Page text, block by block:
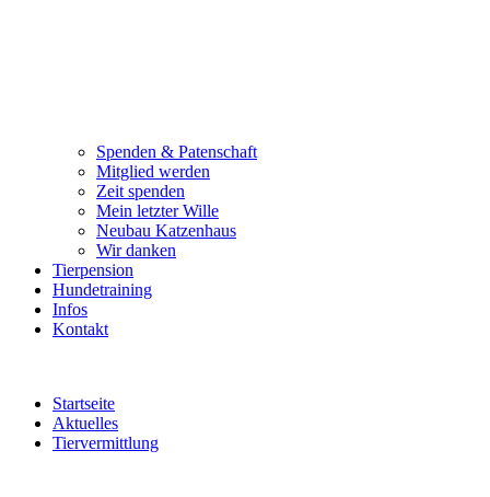
Spenden & Patenschaft
Mitglied werden
Zeit spenden
Mein letzter Wille
Neubau Katzenhaus
Wir danken
Tierpension
Hundetraining
Infos
Kontakt
Startseite
Aktuelles
Tiervermittlung